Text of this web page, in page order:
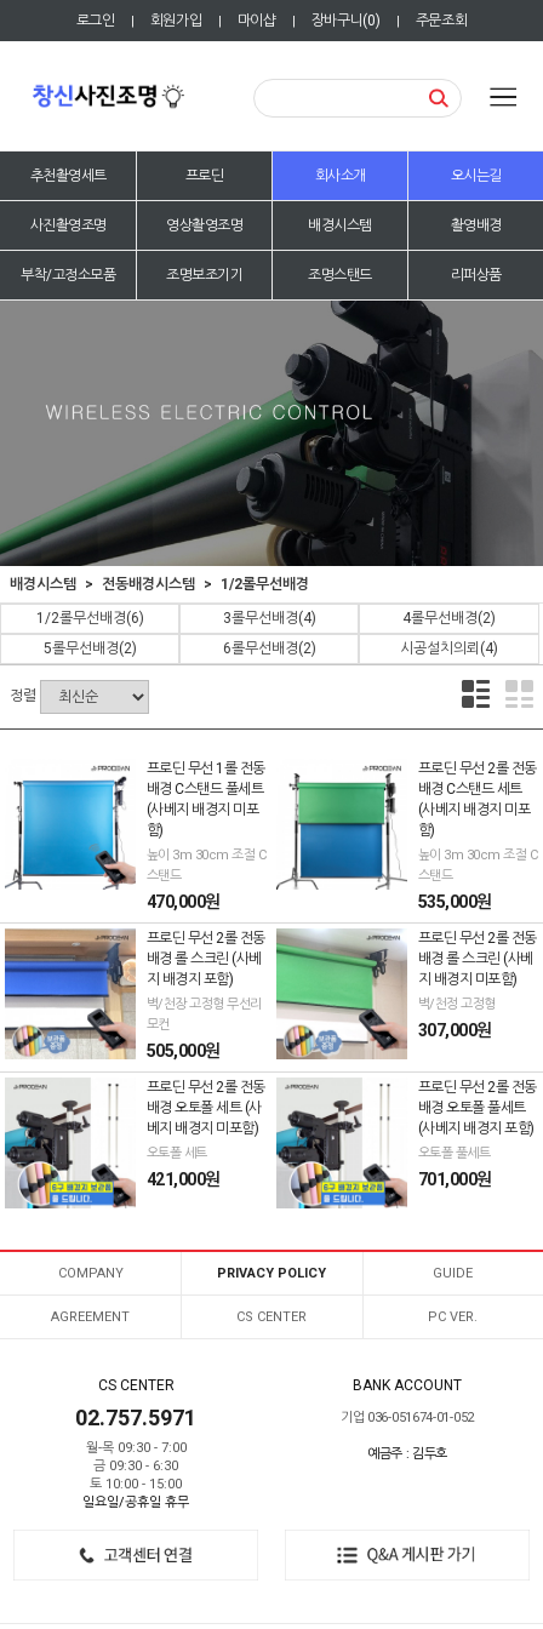
로그인 | 회원가입 | 마이샵 | 장바구니(0) | 주문조회
추천촬영세트 프로딘 회사소개 오시는길
사진촬영조명 영상촬영조명 배경시스템 촬영배경
부착/고정소모품 조명보조기기 조명스탠드 리퍼상품
배경시스템 전동배경시스템
1/2롤무선배경
1/2롤무선배경(6) 3롤무선배경(4) 4롤무선배경(2)
5롤무선배경(2) 6롤무선배경(2) 시공설치의뢰 (4)
정렬
프로딘 무선 1롤 전동
배경 C스탠드 풀세트
(사베지 배경지 미포
함)
높이 3m 30cm 조절 C
스탠드
470,000원
프로딘 무선 2롤 전동
배경 C스탠드 세트
(사베지 배경지 미포
함)
높이 3m 30cm 조절 C
스탠드
535,000원
프로딘 무선 2롤 전동
배경 롤 스크린 (사베
지 배경지 포함)
벽/천장 고정형 무선리
모컨
505,000원
프로딘 무선 2롤 전동
배경 롤 스크린 (사베
지 배경지 미포함)
벽/천정 고정형
307,000원
프로딘 무선 2롤 전동
배경 오토폴 세트 (사
베지 배경지 미포함)
오토폴 세트
421,000원
프로딘 무선 2롤 전동
배경 오토폴 풀세트
(사베지 배경지 포함)
오토폴 풀세트
701,000원
COMPANY PRIVACY POLICY GUIDE
AGREEMENT CS CENTER PC VER.
CS CENTER
02.757.5971
월-목 09:30 - 7:00
금 09:30 - 6:30
토 10:00 - 15:00
일요일/공휴일 휴무
BANK ACCOUNT
기업 036-051674-01-052
예금주 : 김두호